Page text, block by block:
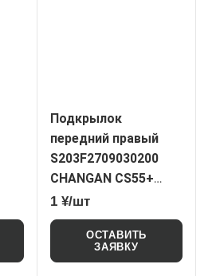
Подкрылок
передний правый
S203F2709030200
CHANGAN CS55+
(NoName)
1 ¥/шт
ОСТАВИТЬ
ЗАЯВКУ